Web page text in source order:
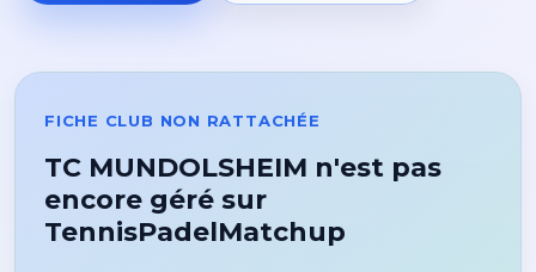
FICHE CLUB NON RATTACHÉE
TC MUNDOLSHEIM n'est pas
encore géré sur
TennisPadelMatchup